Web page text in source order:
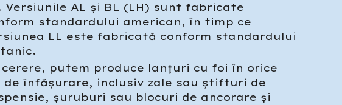
Versiunile AL și BL (LH) sunt fabricate
standardului american, în timp ce
LL este fabricată conform standardului
cerere, putem produce lanțuri cu foi în orice
de înfășurare, inclusiv zale sau știfturi de
șuruburi sau blocuri de ancorare și